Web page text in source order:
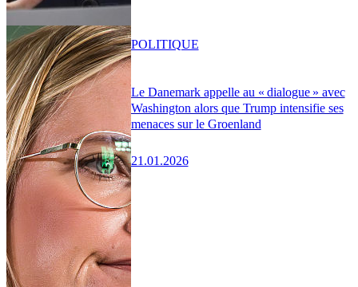
Le Danemark appelle au « dialogue » avec
Washington alors que Trump intensifie ses
menaces sur le Groenland
21.01.2026
POLITIQUE